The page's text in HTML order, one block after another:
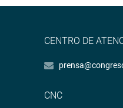
CENTRO DE
CNC